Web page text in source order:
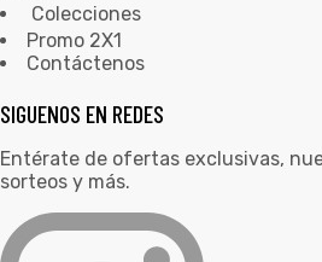
Colecciones
Promo 2X1
Contáctenos
SIGUENOS EN REDES
Entérate de ofertas exclusivas,
sorteos y más.